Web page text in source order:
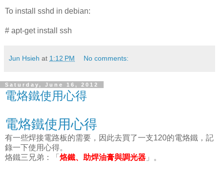
To install sshd in debian:
# apt-get install ssh
Jun Hsieh at 1:12 PM No comments:
Saturday, June 16, 2012
電烙鐵使用心得
電烙鐵使用心得
有一些焊接電路板的需要，因此去買了一支120的電烙鐵，記
錄一下使用心得。
烙鐵三兄弟：「 烙鐵、助焊油膏與調光器 」。